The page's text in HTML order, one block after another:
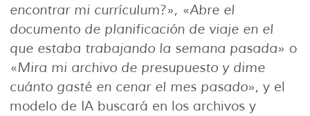
encontrar mi currículum?», «Abre el
documento de planificación de viaje en el
que estaba trabajando la semana pasada» o
«Mira mi archivo de presupuesto y dime
cuánto gasté en cenar el mes pasado», y el
modelo de IA buscará en los archivos y